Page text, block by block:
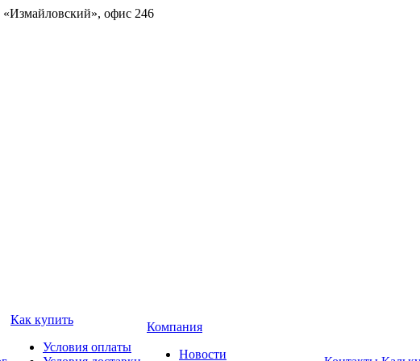
офис 246
Как купить
Условия оплаты
Компания
Новости